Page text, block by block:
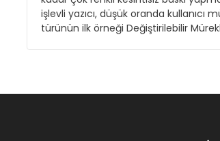
işlevli yazıcı, düşük oranda
türünün ilk örneği Değiştirilebilir